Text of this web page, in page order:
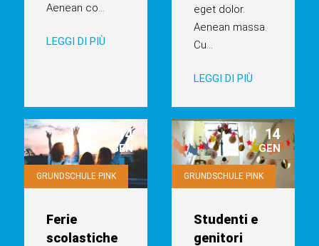
Aenean co...
LEGGI DI PIÙ
eget dolor.
Aenean massa.
Cu...
LEGGI DI PIÙ
14
GEN
GRUNDSCHULE PINK
Ferie
scolastiche
14
GEN
GRUNDSCHULE PINK
Studenti e
genitori